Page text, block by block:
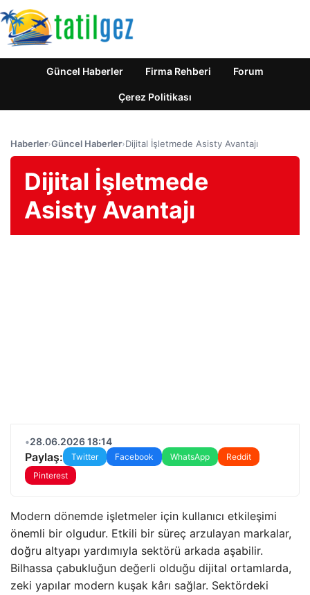
Güncel Haberler Firma Rehberi Forum
Çerez Politikası
Haberler›Güncel Haberler›Dijital İşletmede Asisty Avantajı
Dijital İşletmede
Asisty Avantajı
•28.06.2026 18:14
Paylaş: Twitter Facebook WhatsApp
Reddit
Pinterest
Modern dönemde işletmeler için kullanıcı etkileşimi
önemli bir olgudur. Etkili bir süreç arzulayan markalar,
doğru altyapı yardımıyla sektörü arkada aşabilir.
Bilhassa çabukluğun değerli olduğu dijital ortamlarda,
zeki yapılar modern kuşak kârı sağlar. Sektördeki